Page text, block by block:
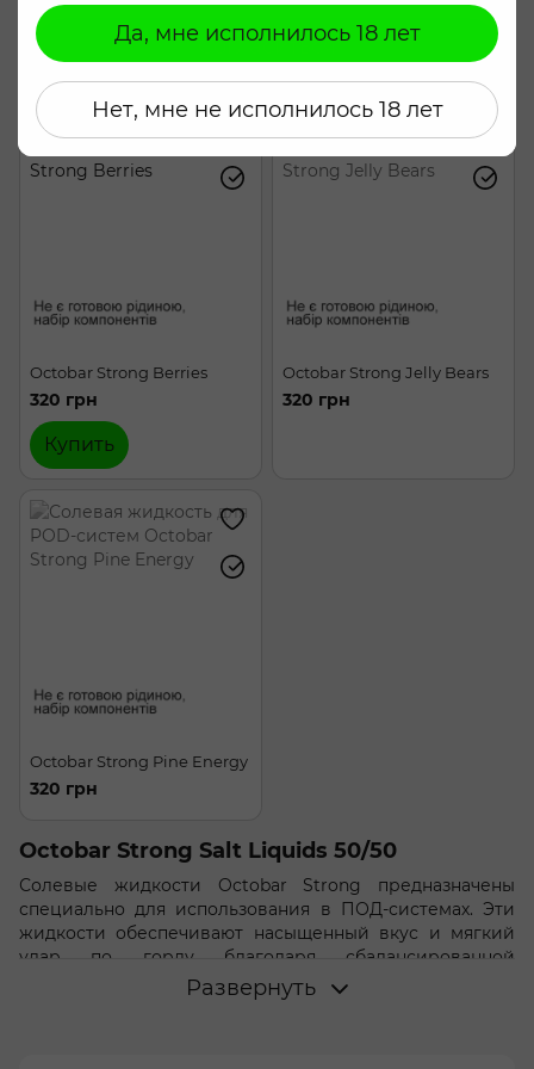
Согласиться
Да, мне исполнилось 18 лет
Нет, мне не исполнилось 18 лет
320 грн
Купить
320 грн
Octobar Strong Berries
320 грн
Купить
Octobar Strong Jelly Bears
320 грн
Octobar Strong Pine Energy
320 грн
Octobar Strong Salt Liquids 50/50
Солевые жидкости Octobar Strong предназначены
специально для использования в ПОД-системах. Эти
жидкости обеспечивают насыщенный вкус и мягкий
удар по горлу благодаря сбалансированной
пропорции VG/PG 50/50. Octobar Strong разработан
для удовлетворения вкусовых рецепторов вейперов.
Развернуть